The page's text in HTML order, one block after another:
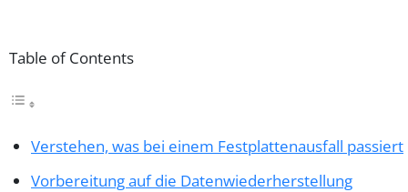
Table of Contents
Verstehen, was bei einem Festplattenausfall passiert
Vorbereitung auf die Datenwiederherstellung